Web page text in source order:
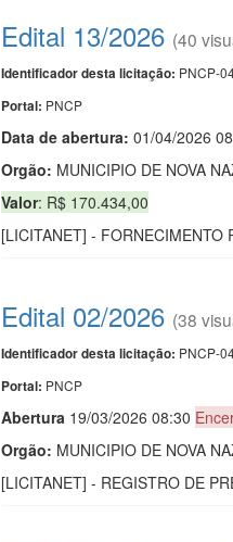
Edital 13/2026 (40
Identificador desta licitação: PNCP-
Portal: PNCP
Data de abertura: 01/04/2026
Orgão: MUNICIPIO DE NOVA
Valor: R$ 170.434,00
[LICITANET] - FORNECIMENTO
Edital 02/2026 (38
Identificador desta licitação: PNCP-
Portal: PNCP
Abertura 19/03/2026 08:30
Orgão: MUNICIPIO DE NOVA
[LICITANET] - REGISTRO DE